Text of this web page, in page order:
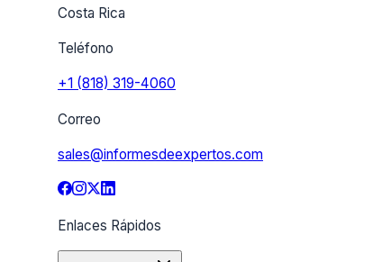
Costa Rica
Teléfono
+1 (818) 319-4060
Correo
sales@informesdeexpertos.com
Enlaces Rápidos